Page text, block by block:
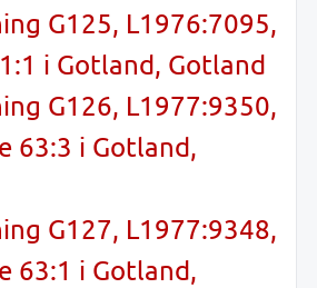
G125, L1976:7095,
i Gotland, Gotland
G126, L1977:9350,
63:3 i Gotland,
G127, L1977:9348,
63:1 i Gotland,